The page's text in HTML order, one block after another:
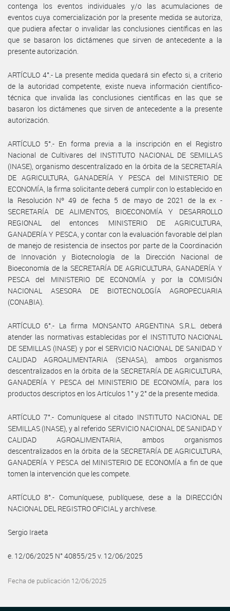
contenga los eventos individuales y/o las acumulaciones de
eventos cuya comercialización por la presente medida se autoriza,
que pudiera afectar o invalidar las conclusiones científicas en las
que se basaron los dictámenes que sirven de antecedente a la
presente autorización.
ARTÍCULO 4°.- La presente medida quedará sin efecto si, a criterio
de la autoridad competente, existe nueva información científico-
técnica que invalida las conclusiones científicas en las que se
basaron los dictámenes que sirven de antecedente a la presente
autorización.
ARTÍCULO 5°.- En forma previa a la inscripción en el Registro
Nacional de Cultivares del INSTITUTO NACIONAL DE SEMILLAS
(INASE), organismo descentralizado en la órbita de la SECRETARÍA
DE AGRICULTURA, GANADERÍA Y PESCA del MINISTERIO DE
ECONOMÍA, la firma solicitante deberá cumplir con lo establecido en
la Resolución Nº 49 de fecha 5 de mayo de 2021 de la ex -
SECRETARÍA DE ALIMENTOS, BIOECONOMÍA Y DESARROLLO
REGIONAL del entonces MINISTERIO DE AGRICULTURA,
GANADERÍA Y PESCA, y contar con la evaluación favorable del plan
de manejo de resistencia de insectos por parte de la Coordinación
de Innovación y Biotecnología de la Dirección Nacional de
Bioeconomía de la SECRETARÍA DE AGRICULTURA, GANADERÍA Y
PESCA del MINISTERIO DE ECONOMÍA y por la COMISIÓN
NACIONAL ASESORA DE BIOTECNOLOGÍA AGROPECUARIA
(CONABIA).
ARTÍCULO 6°.- La firma MONSANTO ARGENTINA S.R.L. deberá
atender las normativas establecidas por el INSTITUTO NACIONAL
DE SEMILLAS (INASE) y por el SERVICIO NACIONAL DE SANIDAD Y
CALIDAD AGROALIMENTARIA (SENASA), ambos organismos
descentralizados en la órbita de la SECRETARÍA DE AGRICULTURA,
GANADERÍA Y PESCA del MINISTERIO DE ECONOMÍA, para los
productos descriptos en los Artículos 1° y 2° de la presente medida.
ARTÍCULO 7°.- Comuníquese al citado INSTITUTO NACIONAL DE
SEMILLAS (INASE), y al referido SERVICIO NACIONAL DE SANIDAD Y
CALIDAD AGROALIMENTARIA, ambos organismos
descentralizados en la órbita de la SECRETARÍA DE AGRICULTURA,
GANADERÍA Y PESCA del MINISTERIO DE ECONOMÍA a fin de que
tomen la intervención que les compete.
ARTÍCULO 8°.- Comuníquese, publíquese, dese a la DIRECCIÓN
NACIONAL DEL REGISTRO OFICIAL y archívese.
Sergio Iraeta
e. 12/06/2025 N° 40855/25 v. 12/06/2025
Fecha de publicación 12/06/2025